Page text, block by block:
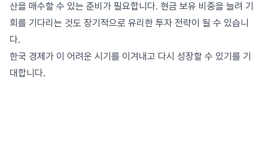
산을 매수할 수 있는 준비가 필요합니다. 현금 보유 비중을 늘려 기
회를 기다리는 것도 장기적으로 유리한 투자 전략이 될 수 있습니
다.
한국 경제가 이 어려운 시기를 이겨내고 다시 성장할 수 있기를 기
대합니다.